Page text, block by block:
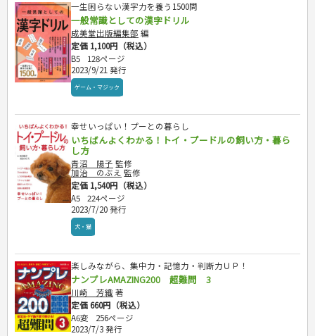
一生困らない漢字力を養う1500問
一般常識としての漢字ドリル
成美堂出版編集部 編
定価 1,100円（税込）
B5
128ページ
2023/9/21 発行
ゲーム・マジック
幸せいっぱい！プーとの暮らし
いちばんよくわかる！トイ・プードルの飼い方・暮ら
し方
青沼 陽子 監修
加治 のぶえ 監修
定価 1,540円（税込）
A5
224ページ
2023/7/20 発行
犬・猫
楽しみながら、集中力・記憶力・判断力ＵＰ！
ナンプレAMAZING200 超難問 3
川崎 芳織 著
定価 660円（税込）
A6変
256ページ
2023/7/3 発行